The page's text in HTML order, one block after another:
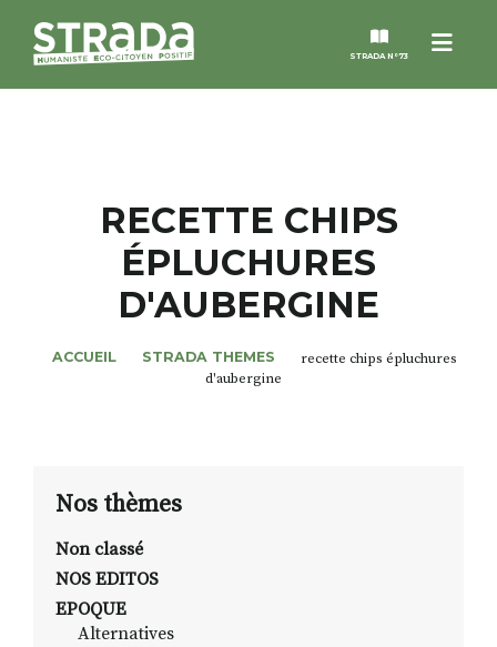
Menu
STRADA N°73
MAGAZINES
NOS THÈMES
RECHERCHER
RECETTE CHIPS
ÉPLUCHURES
D'AUBERGINE
ACCUEIL STRADA THEMES
recette chips épluchures
d'aubergine
Nos thèmes
Non classé
NOS EDITOS
EPOQUE
Alternatives